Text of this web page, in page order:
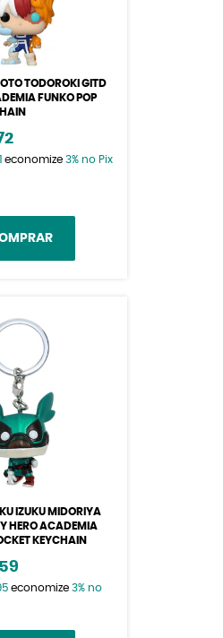
TODOROKI GITD
FUNKO POP
economize 3% no Pix
IZUKU MIDORIYA
HERO ACADEMIA
KEYCHAIN
economize 3% no